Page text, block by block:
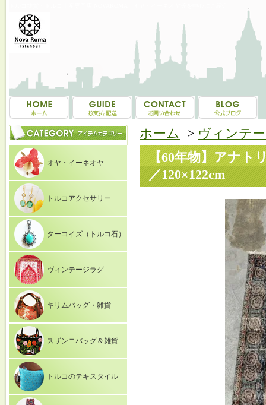
オヤ・イーネオヤ
トルコアクセサリー
ターコイズ（トルコ石）
ヴィンテージラグ
キリムバッグ・雑貨
スザンニバッグ＆雑貨
トルコのテキスタイル
ホーム > ヴィンテ
【60年物】アナ
／120×122cm